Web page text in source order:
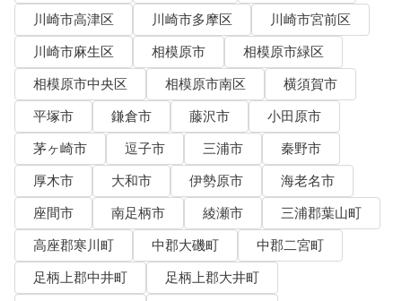
川崎市高津区
川崎市多摩区
川崎市宮前区
川崎市麻生区
相模原市
相模原市緑区
相模原市中央区
相模原市南区
横須賀市
平塚市
鎌倉市 藤沢市
小田原市
茅ヶ崎市
逗子市 三浦市
秦野市
厚木市
大和市 伊勢原市
海老名市
座間市
南足柄市 綾瀬市
三浦郡葉山町
高座郡寒川町
中郡大磯町
中郡二宮町
足柄上郡中井町
足柄上郡大井町